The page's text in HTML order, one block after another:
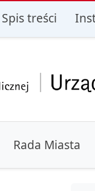
przejdź do treści
Spis treści
Rada Miasta